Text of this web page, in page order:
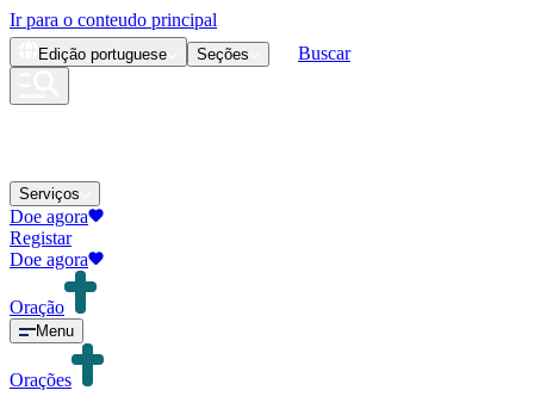
Ir para o conteudo principal
Edição portuguese Seções Buscar
Serviços
Doe agora
Registar
Doe agora
Oração
Menu
Orações